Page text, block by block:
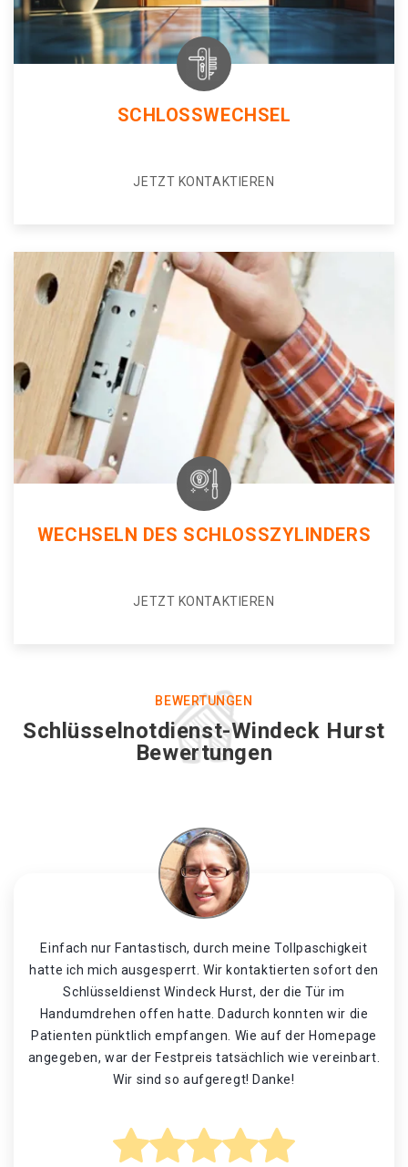
SCHLOSSWECHSEL
JETZT KONTAKTIEREN
WECHSELN DES SCHLOSSZYLINDERS
JETZT KONTAKTIEREN
BEWERTUNGEN
Schlüsselnotdienst-Windeck Hurst
Bewertungen
Einfach nur Fantastisch, durch meine Tollpaschigkeit
hatte ich mich ausgesperrt. Wir kontaktierten sofort den
Schlüsseldienst Windeck Hurst, der die Tür im
Handumdrehen offen hatte. Dadurch konnten wir die
Patienten pünktlich empfangen. Wie auf der Homepage
angegeben, war der Festpreis tatsächlich wie vereinbart.
Wir sind so aufgeregt! Danke!